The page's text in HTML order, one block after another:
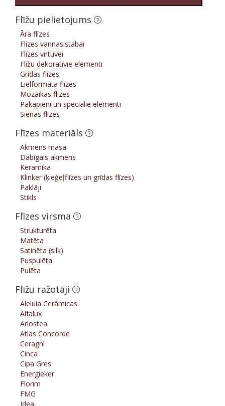
Flīžu pielietojums
Āra flīzes
Flīzes vannasistabai
Flīzes virtuvei
Flīžu dekoratīvie elementi
Grīdas flīzes
Lielformāta flīzes
Mozaīkas flīzes
Pakāpieni un speciālie elementi
Sienas flīzes
Flīzes materiāls
Akmens masa
Dabīgais akmens
Keramika
Klinker (ķieģeļflīzes un grīdas flīzes)
Paklāji
Stikls
Flīzes virsma
Strukturēta
Matēta
Satinēta (silk)
Puspulēta
Pulēta
Flīžu ražotāji
Aleluia Cerâmicas
Alfalux
Ariostea
Atlas Concorde
Ceragni
Cinca
Cipa Gres
Energieker
Florim
FMG
Idea